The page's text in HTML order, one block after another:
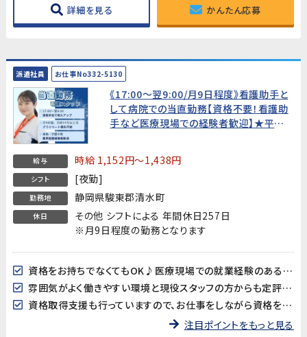
詳細を見る かんたん応募
派遣社員 お仕事No332-5130
《17:00～翌9:00/月9日程度》看護助手と
して病院での当直勤務【資格不要！看護助
手など医療現場での経験者歓迎】★平日
給与 時給 1,152円～1,438円
シフト [夜勤]
勤務地 静岡県駿東郡清水町
休日
その他 シフトによる 年間休日257日
※月9日程度の勤務となります
資格をお持ちでなくてもOK♪医療現場での就業経験のある方歓迎！
雰囲気がよく働きやすい環境と現役スタッフの方からも定評あり！
資格取得支援も行っていますので、お仕事をしながら資格を取得したい方にもおススメです。
注目ポイントをもっと見る